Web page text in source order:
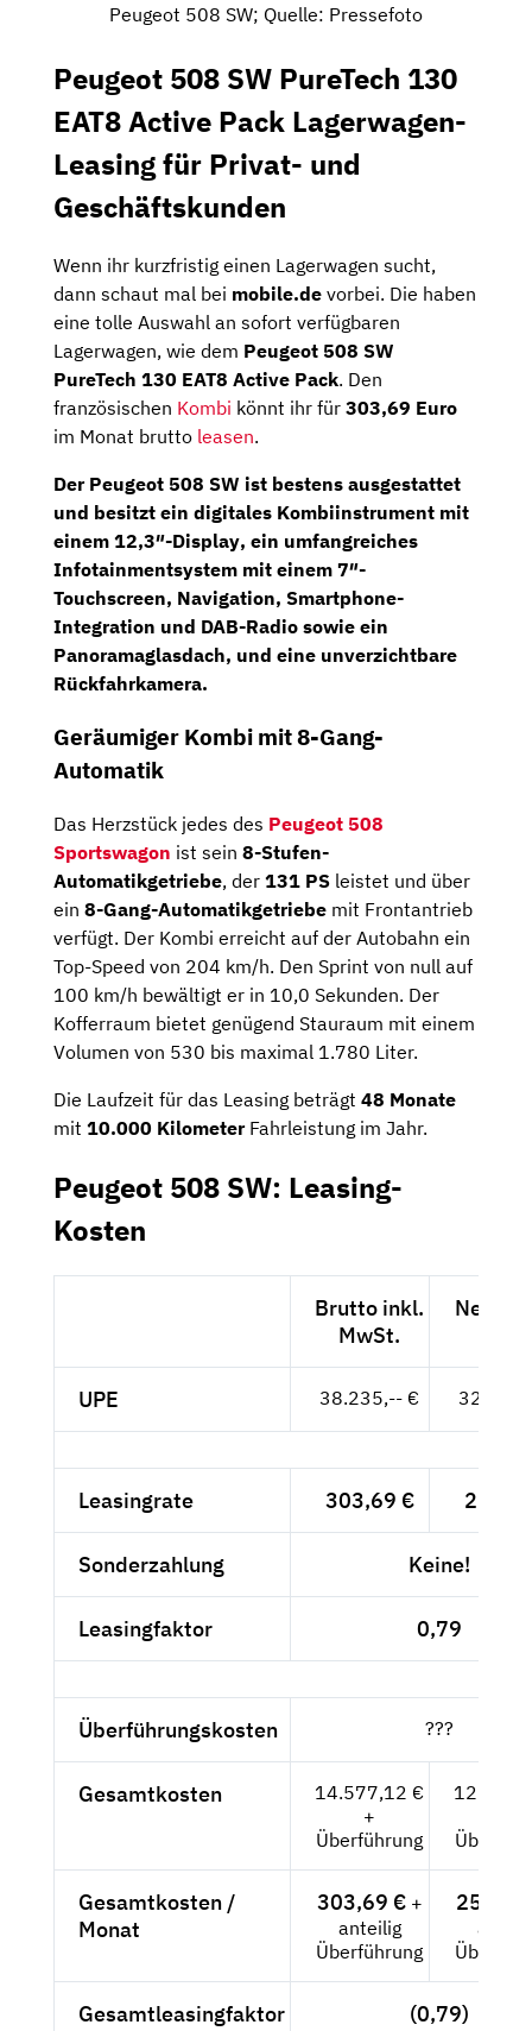
Peugeot 508 SW; Quelle: Pressefoto
Peugeot 508 SW PureTech 130
EAT8 Active Pack Lagerwagen-
Leasing für Privat- und
Geschäftskunden
Wenn ihr kurzfristig einen Lagerwagen sucht,
dann schaut mal bei mobile.de vorbei. Die haben
eine tolle Auswahl an sofort verfügbaren
Lagerwagen, wie dem Peugeot 508 SW
PureTech 130 EAT8 Active Pack. Den
französischen Kombi könnt ihr für 303,69 Euro
im Monat brutto leasen.
Der Peugeot 508 SW ist bestens ausgestattet
und besitzt ein digitales Kombiinstrument mit
einem 12,3″-Display, ein umfangreiches
Infotainmentsystem mit einem 7″-
Touchscreen, Navigation, Smartphone-
Integration und DAB-Radio sowie ein
Panoramaglasdach, und eine unverzichtbare
Rückfahrkamera.
Geräumiger Kombi mit 8-Gang-
Automatik
Das Herzstück jedes des Peugeot 508
Sportswagon ist sein 8-Stufen-
Automatikgetriebe, der 131 PS leistet und über
ein 8-Gang-Automatikgetriebe mit Frontantrieb
verfügt. Der Kombi erreicht auf der Autobahn ein
Top-Speed von 204 km/h. Den Sprint von null auf
100 km/h bewältigt er in 10,0 Sekunden. Der
Kofferraum bietet genügend Stauraum mit einem
Volumen von 530 bis maximal 1.780 Liter.
Die Laufzeit für das Leasing beträgt 48 Monate
mit 10.000 KilometerFahrleistung im Jahr.
Peugeot 508 SW: Leasing-
Kosten
Brutto inkl.
MwSt.
Netto
UPE 38.235,-- €
Leasingrate 303,69 €
Sonderzahlung Keine!
Leasingfaktor 0,79
Überführungskosten ???
Gesamtkosten
14.577,12 €
+
Überführung
Gesamtkosten /
Monat
303,69 €+
anteilig
Überführung
255,20
Gesamtleasingfaktor (0,79)